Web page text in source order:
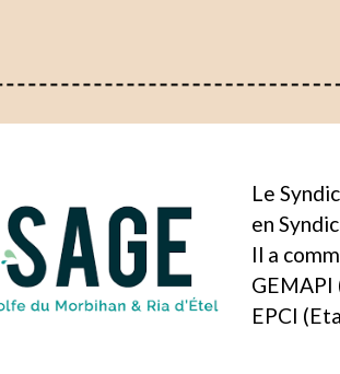
Le
en
Il a
EPCI